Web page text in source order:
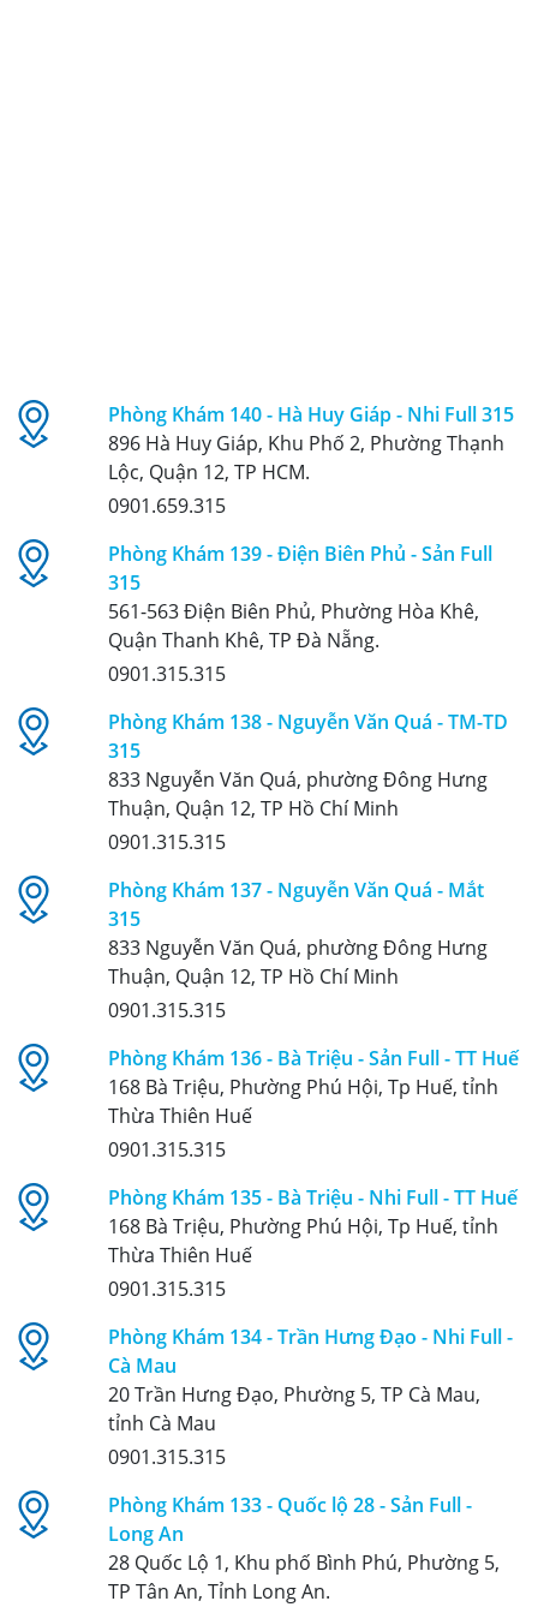
Phòng Khám 140 - Hà Huy Giáp - Nhi Full 315
896 Hà Huy Giáp, Khu Phố 2, Phường Thạnh
Lộc, Quận 12, TP HCM.
0901.659.315
Phòng Khám 139 - Điện Biên Phủ - Sản Full
315
561-563 Điện Biên Phủ, Phường Hòa Khê,
Quận Thanh Khê, TP Đà Nẵng.
0901.315.315
Phòng Khám 138 - Nguyễn Văn Quá - TM-TD
315
833 Nguyễn Văn Quá, phường Đông Hưng
Thuận, Quận 12, TP Hồ Chí Minh
0901.315.315
Phòng Khám 137 - Nguyễn Văn Quá - Mắt
315
833 Nguyễn Văn Quá, phường Đông Hưng
Thuận, Quận 12, TP Hồ Chí Minh
0901.315.315
Phòng Khám 136 - Bà Triệu - Sản Full - TT Huế
168 Bà Triệu, Phường Phú Hội, Tp Huế, tỉnh
Thừa Thiên Huế
0901.315.315
Phòng Khám 135 - Bà Triệu - Nhi Full - TT Huế
168 Bà Triệu, Phường Phú Hội, Tp Huế, tỉnh
Thừa Thiên Huế
0901.315.315
Phòng Khám 134 - Trần Hưng Đạo - Nhi Full -
Cà Mau
20 Trần Hưng Đạo, Phường 5, TP Cà Mau,
tỉnh Cà Mau
0901.315.315
Phòng Khám 133 - Quốc lộ 28 - Sản Full -
Long An
28 Quốc Lộ 1, Khu phố Bình Phú, Phường 5,
TP Tân An, Tỉnh Long An.